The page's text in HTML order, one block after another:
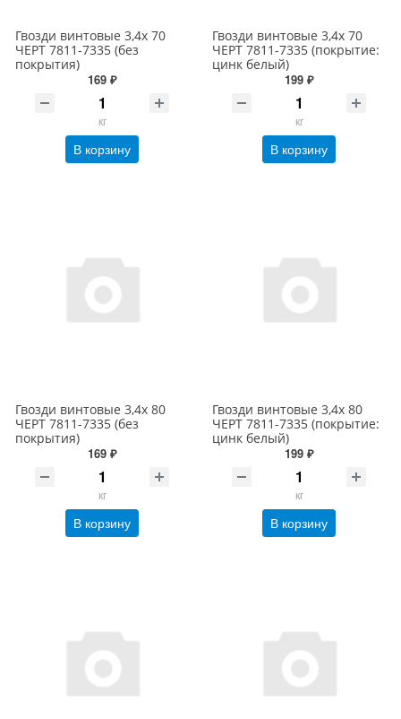
Гвозди винтовые 3,4х 70
ЧЕРТ 7811-7335 (без
покрытия)
169 ₽
кг
В корзину
Гвозди винтовые 3,4х 70
ЧЕРТ 7811-7335 (покрытие:
цинк белый)
199 ₽
кг
В корзину
Гвозди винтовые 3,4х 80
ЧЕРТ 7811-7335 (без
покрытия)
169 ₽
кг
В корзину
Гвозди винтовые 3,4х 80
ЧЕРТ 7811-7335 (покрытие:
цинк белый)
199 ₽
кг
В корзину